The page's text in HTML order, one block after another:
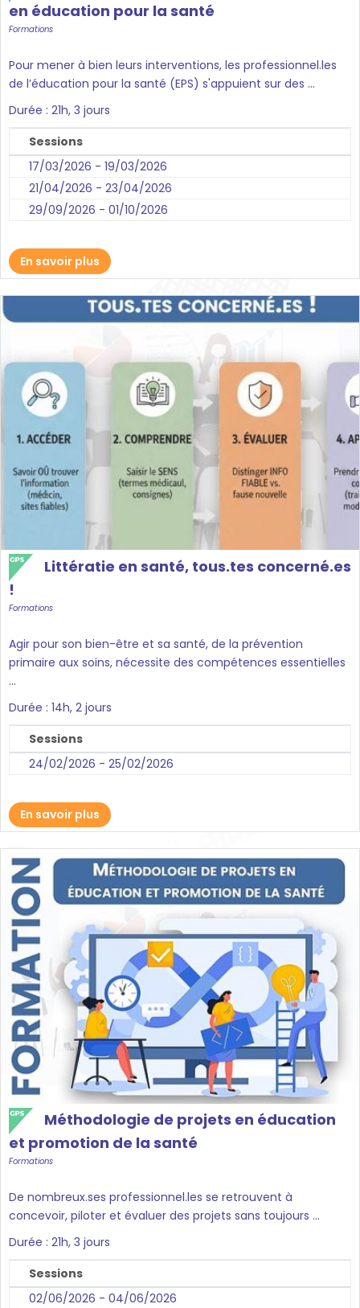
en éducation pour la santé
Formations
Pour mener à bien leurs interventions, les professionnel.les
de l’éducation pour la santé (EPS) s'appuient sur des ...
En savoir plus
Durée : 21h, 3 jours
Sessions
17/03/2026 - 19/03/2026
21/04/2026 - 23/04/2026
29/09/2026 - 01/10/2026
Littératie en santé, tous.tes concerné.es
!
Formations
Agir pour son bien-être et sa santé, de la prévention
primaire aux soins, nécessite des compétences essentielles
...
En savoir plus
Durée : 14h, 2 jours
Sessions
24/02/2026 - 25/02/2026
Méthodologie de projets en éducation
et promotion de la santé
Formations
De nombreux.ses professionnel.les se retrouvent à
concevoir, piloter et évaluer des projets sans toujours ...
Durée : 21h, 3 jours
Sessions
02/06/2026 - 04/06/2026